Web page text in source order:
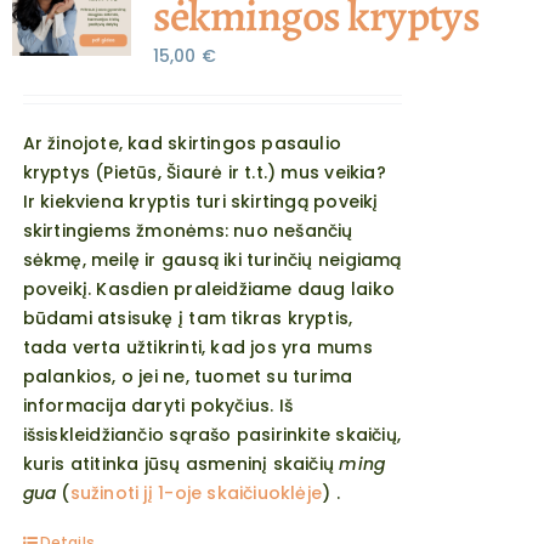
sėkmingos kryptys
15,00 €
Ar žinojote, kad skirtingos pasaulio
kryptys (Pietūs, Šiaurė ir t.t.) mus veikia?
Ir kiekviena kryptis turi skirtingą poveikį
skirtingiems žmonėms: nuo nešančių
sėkmę, meilę ir gausą iki turinčių neigiamą
poveikį. Kasdien praleidžiame daug laiko
būdami atsisukę į tam tikras kryptis,
tada verta užtikrinti, kad jos yra mums
palankios, o jei ne, tuomet su turima
informacija daryti pokyčius. Iš
išsiskleidžiančio sąrašo pasirinkite skaičių,
kuris atitinka jūsų asmeninį skaičiųming
gua (sužinoti jį 1-oje skaičiuoklėje) .